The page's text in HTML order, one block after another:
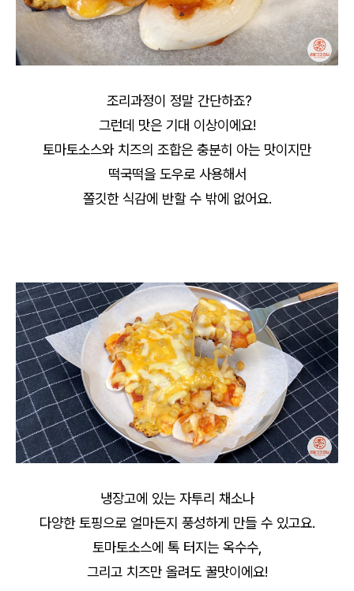
조리과정이 정말 간단하죠?
그런데 맛은 기대 이상이에요!
토마토소스와 치즈의 조합은 충분히 아는 맛이지만
떡국떡을 도우로 사용해서
쫄깃한 식감에 반할 수 밖에 없어요.
냉장고에 있는 자투리 채소나
다양한 토핑으로 얼마든지 풍성하게 만들 수 있고요.
토마토소스에 톡 터지는 옥수수,
그리고 치즈만 올려도 꿀맛이에요!